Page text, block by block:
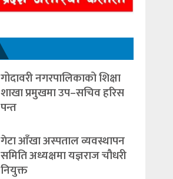
गोदावरी नगरपालिकाको शिक्षा
शाखा प्रमुखमा उप–सचिव हरिस
पन्त
गेटा आँखा अस्पताल व्यवस्थापन
समिति अध्यक्षमा यज्ञराज चौधरी
नियुक्त